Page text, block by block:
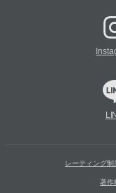
レーティング制
著作